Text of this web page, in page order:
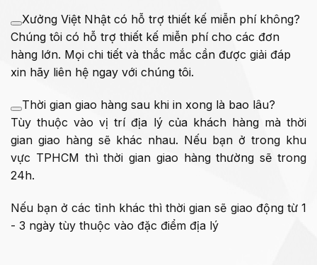
Xưởng Việt Nhật có hỗ trợ thiết kế miễn phí không?
Chúng tôi có hỗ trợ thiết kế miễn phí cho các đơn
hàng lớn. Mọi chi tiết và thắc mắc cần được giải đáp
xin hãy liên hệ ngay với chúng tôi.
Thời gian giao hàng sau khi in xong là bao lâu?
Tùy thuộc vào vị trí địa lý của khách hàng mà thời
gian giao hàng sẽ khác nhau. Nếu bạn ở trong khu
vực TPHCM thì thời gian giao hàng thường sẽ trong
24h.
Nếu bạn ở các tỉnh khác thì thời gian sẽ giao động từ 1
- 3 ngày tùy thuộc vào đặc điểm địa lý